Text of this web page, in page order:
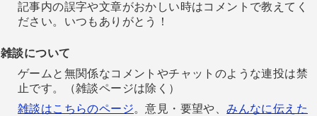
記事内の誤字や文章がおかしい時はコメントで教えてく
ださい。いつもありがとう！
雑談について
ゲームと無関係なコメントやチャットのような連投は禁
止です。（雑談ページは除く）
雑談はこちらのページ。意見・要望や、みんなに伝えた